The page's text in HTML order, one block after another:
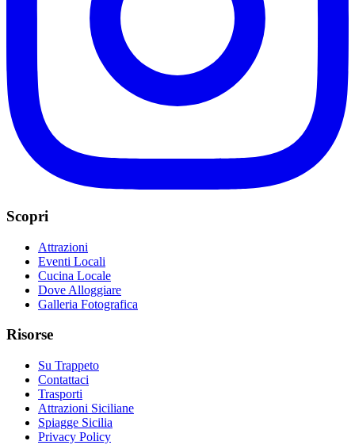
Scopri
Attrazioni
Eventi Locali
Cucina Locale
Dove Alloggiare
Galleria Fotografica
Risorse
Su Trappeto
Contattaci
Trasporti
Attrazioni Siciliane
Spiagge Sicilia
Privacy Policy